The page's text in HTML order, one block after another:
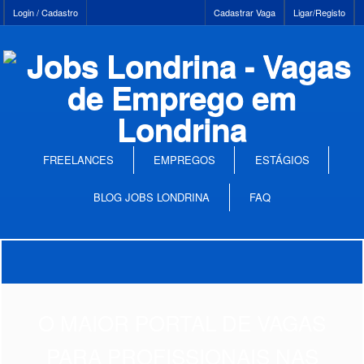
Login / Cadastro Ligar/Registo
Cadastrar Vaga
FREELANCES EMPREGOS ESTÁGIOS
BLOG JOBS LONDRINA FAQ